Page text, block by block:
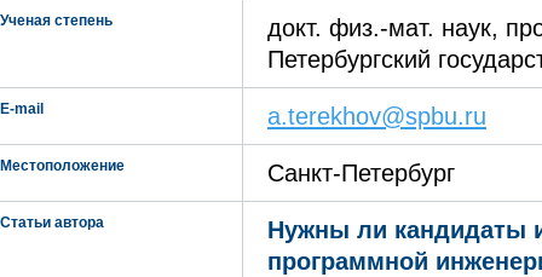
Ученая степень
докт. физ.-мат. наук,
Петербургский
E-mail a.terekhov@spbu.ru
Местоположение Санкт-Петербург
Статьи автора
Нужны ли кандидаты
программной